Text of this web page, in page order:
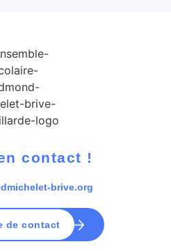
contact !
brive.org
de contact